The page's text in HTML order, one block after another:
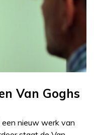
Van Goghs
nieuw werk van